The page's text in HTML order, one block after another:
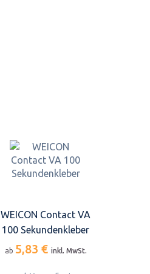
WEICON Contact VA
100 Sekundenkleber
ab 5,83 € inkl. MwSt.